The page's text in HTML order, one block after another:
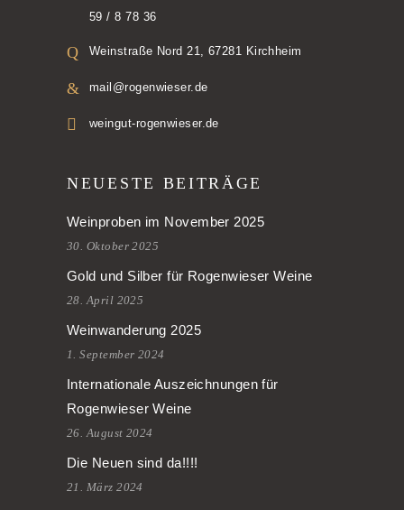
59 / 8 78 36
Weinstraße Nord 21, 67281 Kirchheim
mail@rogenwieser.de
weingut-rogenwieser.de
NEUESTE BEITRÄGE
Weinproben im November 2025
30. Oktober 2025
Gold und Silber für Rogenwieser Weine
28. April 2025
Weinwanderung 2025
1. September 2024
Internationale Auszeichnungen für
Rogenwieser Weine
26. August 2024
Die Neuen sind da!!!!
21. März 2024